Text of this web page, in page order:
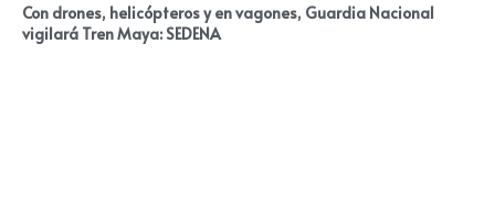
Con drones, helicópteros y en vagones, Guardia Nacional
vigilará Tren Maya: SEDENA